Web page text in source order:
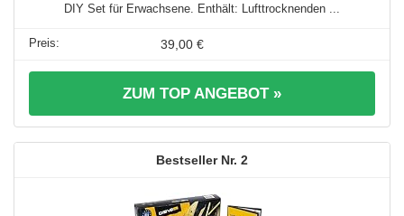
DIY Set für Erwachsene. Enthält: Lufttrocknenden ...
39,00 €
ZUM TOP ANGEBOT »
2